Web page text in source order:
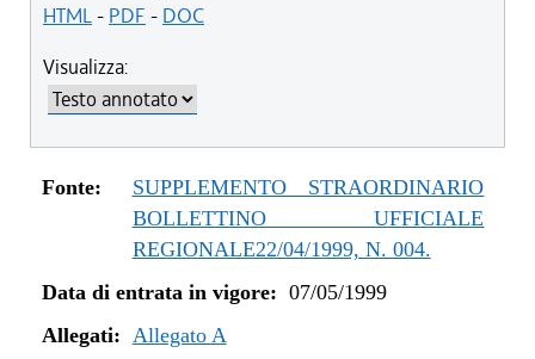
HTML- PDF - DOC
Visualizza:
Fonte:
SUPPLEMENTO STRAORDINARIO
BOLLETTINO UFFICIALE
REGIONALE22/04/1999, N. 004.
Data di entrata in vigore: 07/05/1999
Allegati: Allegato A